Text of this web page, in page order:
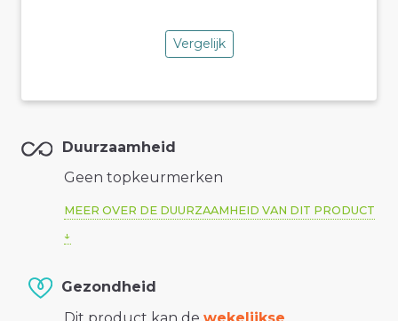
Vergelijk
Duurzaamheid
Geen topkeurmerken
MEER OVER DE DUURZAAMHEID VAN DIT PRODUCT
Gezondheid